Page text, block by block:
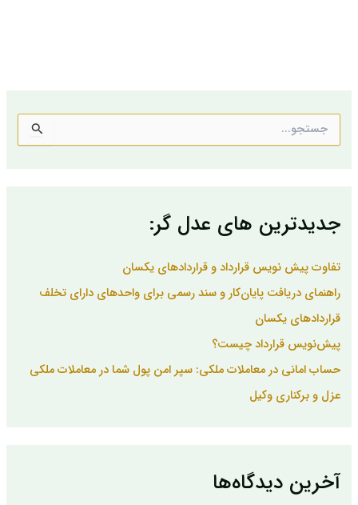
س
ر
:
جدیدترین های عدل گر:
تفاوت پیش نویس قرارداد و قراردادهای یکسان
راهنمای دریافت پایان‌کار و سند رسمی برای واحدهای دارای تخلف
قراردادهای یکسان
پیش‌نویس قرارداد چیست؟
حساب امانی در معاملات ملکی: سپر امن پول شما در معاملات ملکی
عزل و برکناری وکیل
آخرین دیدگاه‌ها